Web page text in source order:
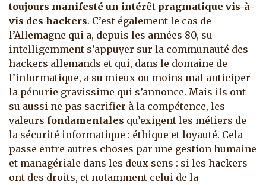
toujours manifesté un intérêt pragmatique vis-à-
vis des hackers. C’est également le cas de
l’Allemagne qui a, depuis les années 80, su
intelligemment s’appuyer sur la communauté des
hackers allemands et qui, dans le domaine de
l’informatique, a su mieux ou moins mal anticiper
la pénurie gravissime qui s’annonce. Mais ils ont
su aussi ne pas sacrifier à la compétence, les
valeurs fondamentales qu’exigent les métiers de
la sécurité informatique : éthique et loyauté. Cela
passe entre autres choses par une gestion humaine
et managériale dans les deux sens : si les hackers
ont des droits, et notamment celui de la